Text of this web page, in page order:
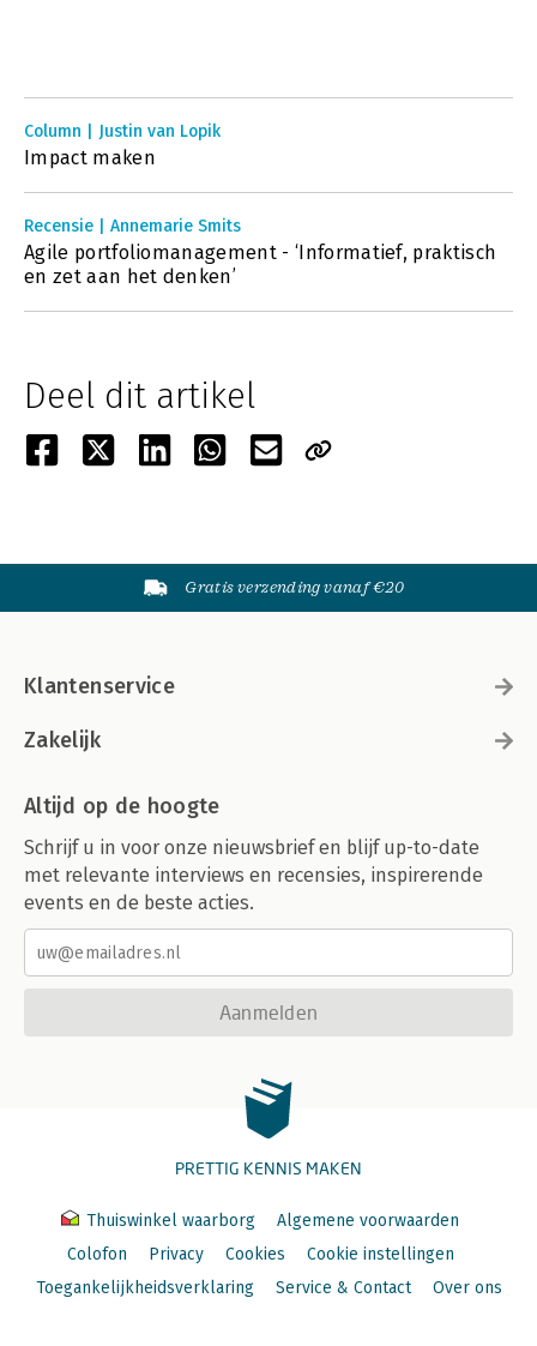
Column | Justin van Lopik
Impact maken
Recensie | Annemarie Smits
Agile portfoliomanagement - ‘Informatief, praktisch
en zet aan het denken’
Deel dit artikel
Gratis verzending vanaf €20
Klantenservice
Zakelijk
Altijd op de hoogte
Schrijf u in voor onze nieuwsbrief en blijf up-to-date
met relevante interviews en recensies, inspirerende
events en de beste acties.
Aanmelden
PRETTIG KENNIS MAKEN
Thuiswinkel waarborg
Algemene voorwaarden
Colofon
Privacy Cookies
Cookie instellingen
Toegankelijkheidsverklaring
Service & Contact Over ons